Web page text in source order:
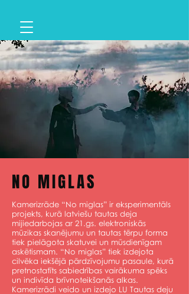
NO MIGLAS
Kamerizrāde “No miglas” ir eksperimentāls
projekts, kurā latviešu tautas deja
mijiedarbojas ar 21.gs. elektroniskās
mūzikas skanējumu un tautas tērpu forma
tiek pielāgota skatuvei un mūsdienīgam
askētismam. “No miglas” tiek izdejota
cilvēka iekšējā pārdzīvojumu pasaule, kurā
pretnostatīts sabiedrības vairākuma spēks
un indivīda brīvnoteikšanās alkas.
Kamerizrādi veido un izdejo LU Tautas deju